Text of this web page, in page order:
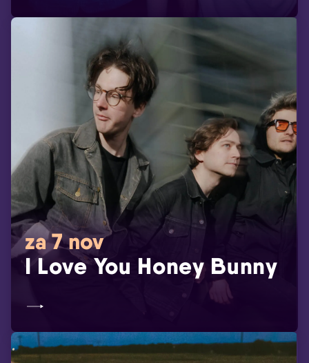
za 7 nov
I Love You Honey Bunny